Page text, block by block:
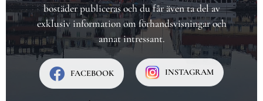
bostäder publiceras och du får även ta del av
exklusiv information om förhandsvisningar och
annat intressant.
FACEBOOK INSTAGRAM